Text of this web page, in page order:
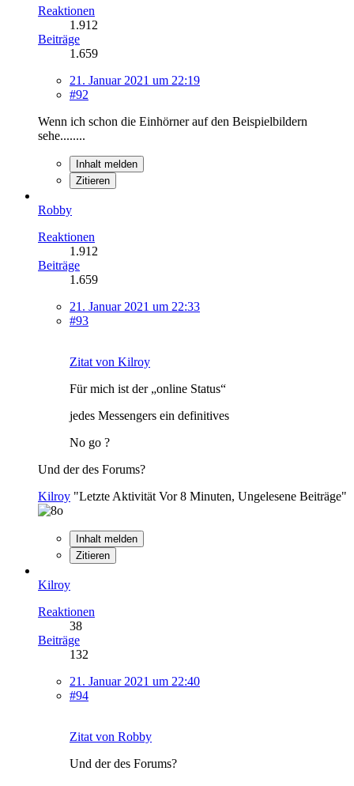
Reaktionen
1.912
Beiträge
1.659
21. Januar 2021 um 22:19
#92
Wenn ich schon die Einhörner auf den Beispielbildern
sehe........
Inhalt melden
Zitieren
Robby
Reaktionen
1.912
Beiträge
1.659
21. Januar 2021 um 22:33
#93
Zitat von Kilroy
Für mich ist der „online Status“
jedes Messengers ein definitives
No go ?
Und der des Forums?
Kilroy "Letzte Aktivität Vor 8 Minuten, Ungelesene Beiträge"
Inhalt melden
Zitieren
Kilroy
Reaktionen
38
Beiträge
132
21. Januar 2021 um 22:40
#94
Zitat von Robby
Und der des Forums?